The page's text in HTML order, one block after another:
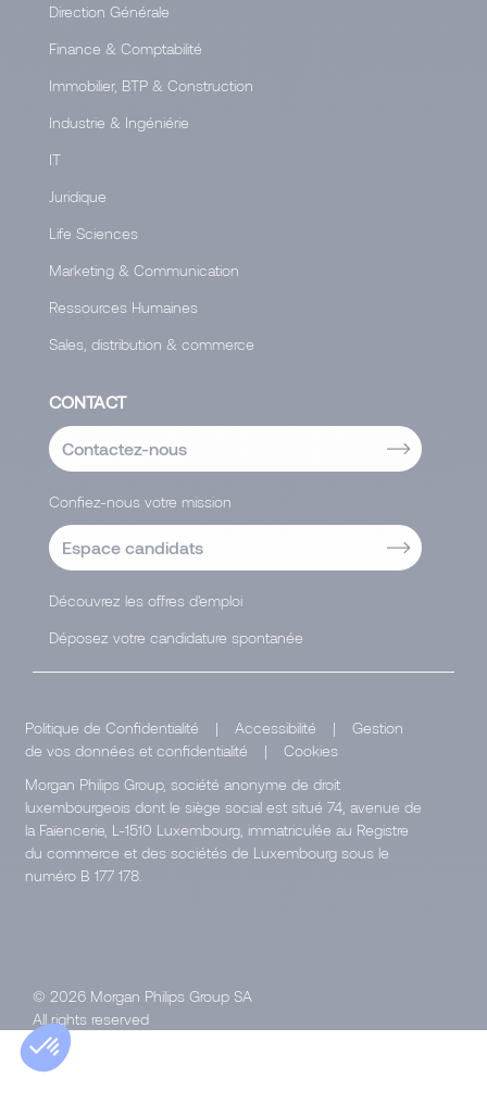
Direction Générale
Finance & Comptabilité
Immobilier, BTP & Construction
Industrie & Ingéniérie
IT
Juridique
Life Sciences
Marketing & Communication
Ressources Humaines
Sales, distribution & commerce
CONTACT
Contactez-nous
Confiez-nous votre mission
Espace candidats
Découvrez les offres d'emploi
Déposez votre candidature spontanée
Politique de Confidentialité | Accessibilité |
Gestion
de vos données et confidentialité
|
Cookies
Morgan Philips Group, société anonyme de droit
luxembourgeois dont le siège social est situé 74, avenue de
la Faïencerie, L-1510 Luxembourg, immatriculée au Registre
du commerce et des sociétés de Luxembourg sous le
numéro B 177 178.
© 2026 Morgan Philips Group SA
All rights reserved